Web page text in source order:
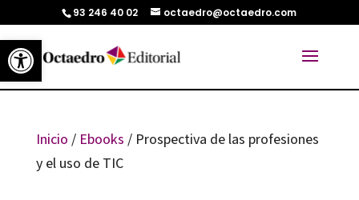
Abrir barra de herramientas
93 246 40 02 octaedro@octaedro.com
Inicio / Ebooks / Prospectiva de las profesiones
y el uso de TIC